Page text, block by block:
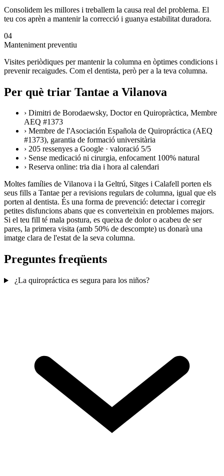
Consolidem les millores i treballem la causa real del problema. El
teu cos aprèn a mantenir la correcció i guanya estabilitat duradora.
04
Manteniment preventiu
Visites periòdiques per mantenir la columna en òptimes condicions i
prevenir recaigudes. Com el dentista, però per a la teva columna.
Per què triar Tantae a Vilanova
› Dimitri de Borodaewsky, Doctor en Quiropràctica, Membre
AEQ #1373
› Membre de l'Asociación Española de Quiropráctica (AEQ
#1373), garantia de formació universitària
› 205 ressenyes a Google · valoració 5/5
› Sense medicació ni cirurgia, enfocament 100% natural
› Reserva online: tria dia i hora al calendari
Moltes famílies de Vilanova i la Geltrú, Sitges i Calafell porten els
seus fills a Tantae per a revisions regulars de columna, igual que els
porten al dentista. És una forma de prevenció: detectar i corregir
petites disfuncions abans que es converteixin en problemes majors.
Si el teu fill té mala postura, es queixa de dolor o acabeu de ser
pares, la primera visita (amb 50% de descompte) us donarà una
imatge clara de l'estat de la seva columna.
Preguntes freqüents
¿La quiropráctica es segura para los niños?